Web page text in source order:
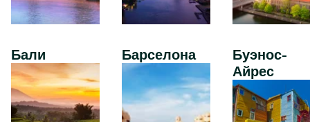
Бали Барселона
Буэнос-
Айрес